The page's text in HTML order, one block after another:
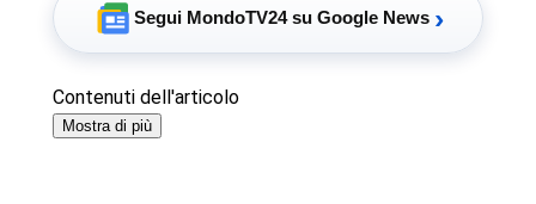
Segui MondoTV24 su Google News ›
Contenuti dell'articolo
Mostra di più